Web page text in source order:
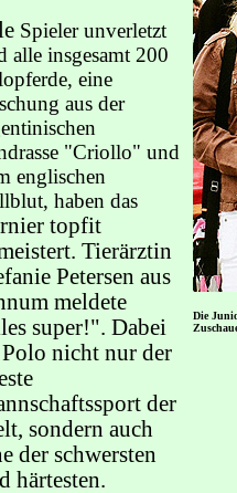
Spieler unverletzt
alle insgesamt 200
eine
aus der
"Criollo" und
englischen
haben das
topfit
Tierärztin
Petersen aus
meldete
super!". Dabei
nicht nur der
der
sondern auch
der schwersten
härtesten.
Die